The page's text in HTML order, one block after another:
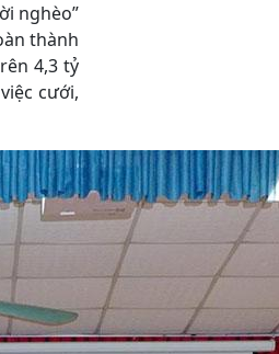
nghèo”
thành
4,3 tỷ
cưới,